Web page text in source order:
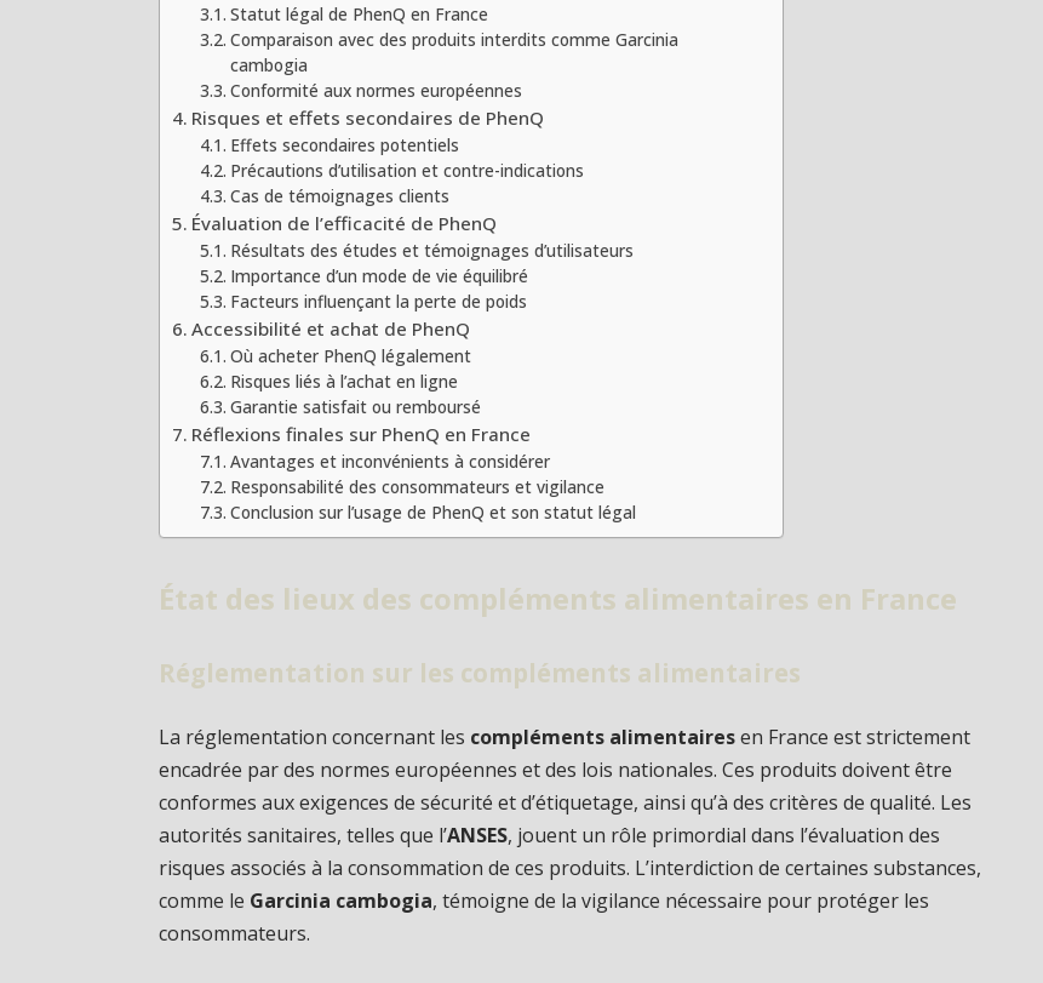
Statut légal de PhenQ en France
Comparaison avec des produits interdits comme Garcinia
cambogia
Conformité aux normes européennes
Risques et effets secondaires de PhenQ
Effets secondaires potentiels
Précautions d’utilisation et contre-indications
Cas de témoignages clients
Évaluation de l’efficacité de PhenQ
Résultats des études et témoignages d’utilisateurs
Importance d’un mode de vie équilibré
Facteurs influençant la perte de poids
Accessibilité et achat de PhenQ
Où acheter PhenQ légalement
Risques liés à l’achat en ligne
Garantie satisfait ou remboursé
Réflexions finales sur PhenQ en France
Avantages et inconvénients à considérer
Responsabilité des consommateurs et vigilance
Conclusion sur l’usage de PhenQ et son statut légal
État des lieux des compléments alimentaires en France
Réglementation sur les compléments alimentaires
La réglementation concernant les compléments alimentairesen France est strictement
encadrée par des normes européennes et des lois nationales. Ces produits doivent être
conformes aux exigences de sécurité et d’étiquetage, ainsi qu’à des critères de qualité. Les
autorités sanitaires, telles que l’ANSES, jouent un rôle primordial dans l’évaluation des
risques associés à la consommation de ces produits. L’interdiction de certaines substances,
comme le Garcinia cambogia, témoigne de la vigilance nécessaire pour protéger les
consommateurs.